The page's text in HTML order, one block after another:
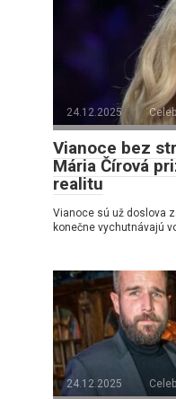
24.12.2025
Vianoce bez
Mária Čírová
realitu
Vianoce sú už doslova
konečne vychutnávajú
24.12.2025